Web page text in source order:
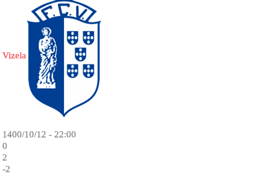
Vizela
1400/10/12 - 22:00
0
2
-2